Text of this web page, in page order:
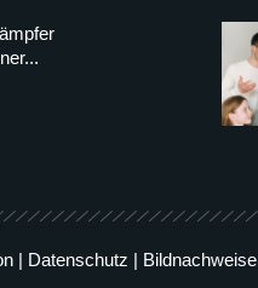
Datenschutz Bildnachweise